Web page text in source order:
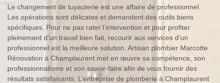
Le changement de tuyauterie est une affaire de professionnel.
Les opérations sont délicates et demandent des outils biens
spécifiques. Pour ne pas rater l’intervention et pour profiter
pleinement d’un travail bien fait, recourir aux services d’un
professionnel est la meilleure solution. Artisan plombier Marcotte
Rénovation à Champlaurent met en œuvre sa compétence, son
professionnalisme et son savoir-faire afin de vous fournir des
résultats satisfaisants. L’entreprise de plomberie à Champlaurent